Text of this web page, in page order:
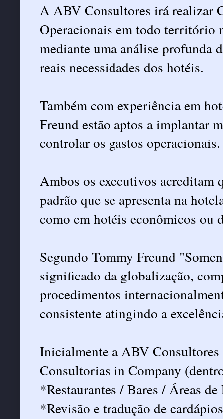
A ABV Consultores irá realizar
Operacionais em todo território
mediante uma análise profunda
reais necessidades dos hotéis.
Também com experiência em
Freund estão aptos a implantar
controlar os gastos operacionais.
Ambos os executivos acreditam
padrão que se apresenta na
como em hotéis econômicos ou
Segundo Tommy Freund
significado da globalização,
procedimentos
consistente atingindo a
Inicialmente a ABV
Consultorias in Company
*Restaurantes / Bares / Áreas
*Revisão e tradução de cardápios